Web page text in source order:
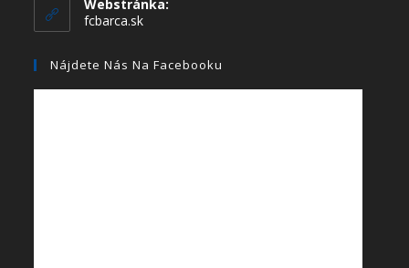
Webstránka:
fcbarca.sk
Nájdete Nás Na Facebooku